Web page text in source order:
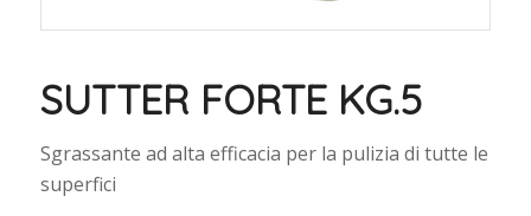
SUTTER FORTE KG.5
Sgrassante ad alta efficacia per la pulizia di tutte le
superfici